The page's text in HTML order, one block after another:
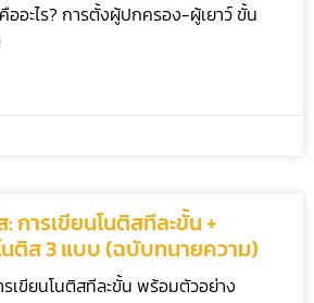
อะไร? การตั้งผู้ปกครอง-ผู้เยาว์ ขั้น
การเขียนโนติสทีละขั้น +
ติส 3 แบบ (ฉบับทนายความ)
เขียนโนติสทีละขั้น พร้อมตัวอย่าง